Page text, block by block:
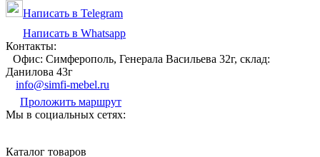
Написать в Telegram
Написать в Whatsapp
Контакты:
Офис: Симферополь, Генерала Васильева 32г, склад:
Данилова 43г
info@simfi-mebel.ru
Проложить маршрут
Мы в социальных сетях:
Каталог товаров